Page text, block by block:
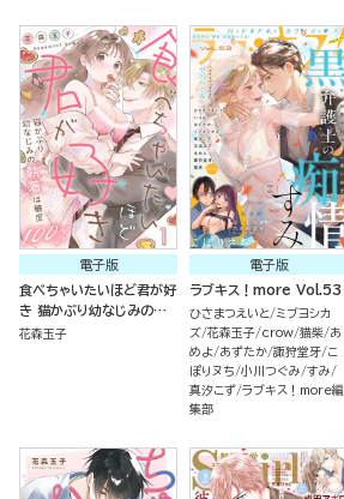
電子版
食べちゃいたいほど君が好
き 猫かぶり幼なじみの執
着は糖度100％（分冊版）
花森玉子
電子版
ラブキス！more Vol.53
ひさまつえいと ミブヨシカ
ズ 花森玉子 crow 猫柴 あ
めよ
あずたか 諏狩堂牙 こ
ぽりヌち 小川つぐみ すみ
真汐こず ラブキス！more編
集部